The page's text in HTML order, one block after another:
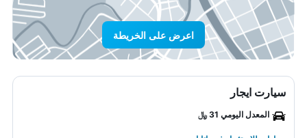
اعرض على الخريطة
سيارت ايجار
المعدل اليومي 31 ﷼